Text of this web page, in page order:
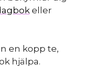
eller
en kopp te,
hjälpa.